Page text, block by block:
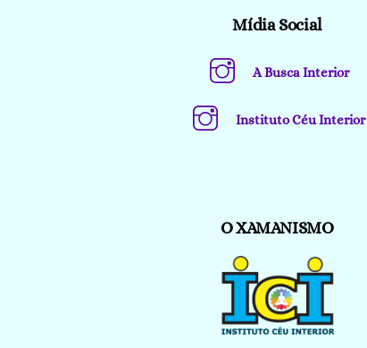
Mídia Social
A Busca Interior
Instituto Céu Interior
O XAMANISMO